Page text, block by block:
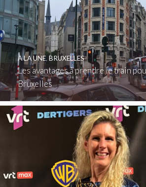
Les avantages à prendre le train
Bruxelles
À LA UNE, BRUXELLES